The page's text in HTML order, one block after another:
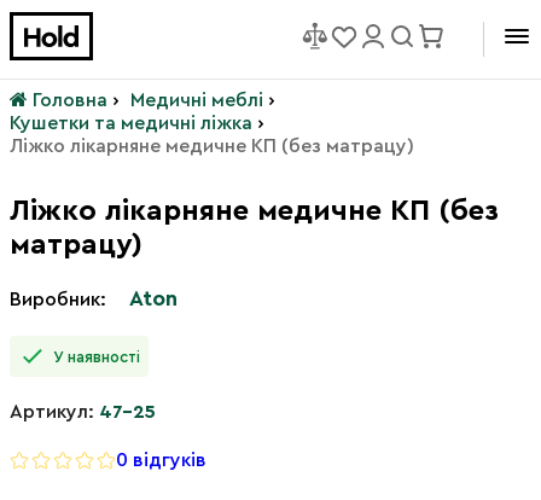
Головна › Медичні меблі ›
Кушетки та медичні ліжка ›
Ліжко лікарняне медичне КП (без матрацу)
Ліжко лікарняне медичне КП (без
матрацу)
Виробник: Aton
У наявності
Артикул: 47-25
0 відгуків